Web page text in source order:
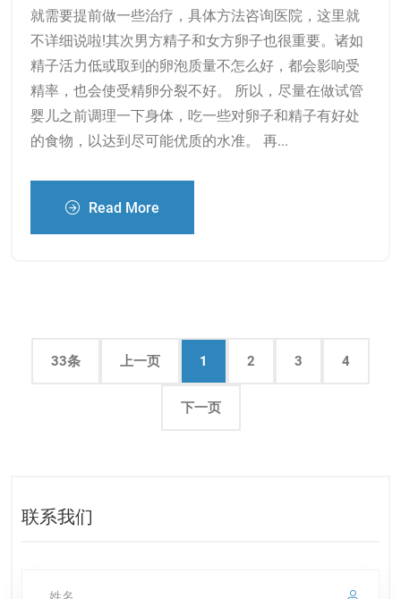
就需要提前做一些治疗，具体方法咨询医院，这里就
不详细说啦!其次男方精子和女方卵子也很重要。诸如
精子活力低或取到的卵泡质量不怎么好，都会影响受
精率，也会使受精卵分裂不好。 所以，尽量在做试管
婴儿之前调理一下身体，吃一些对卵子和精子有好处
的食物，以达到尽可能优质的水准。 再...
Read More
33条 上一页 1 2 3 4
下一页
联系我们